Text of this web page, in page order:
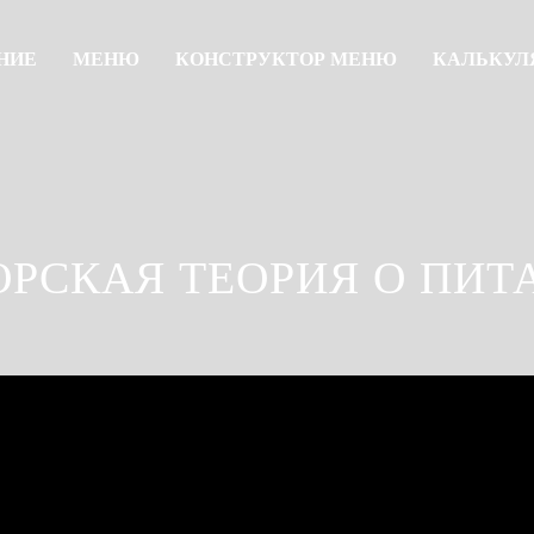
МЕНЮ КОНСТРУКТОР МЕНЮ
ТЕОРИЯ О